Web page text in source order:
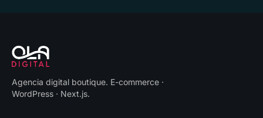
Agencia digital boutique. E-commerce ·
WordPress · Next.js.